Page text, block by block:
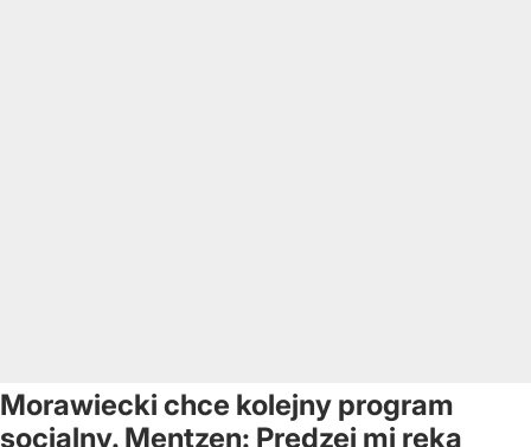
Morawiecki chce kolejny program
socjalny. Mentzen: Prędzej mi ręka